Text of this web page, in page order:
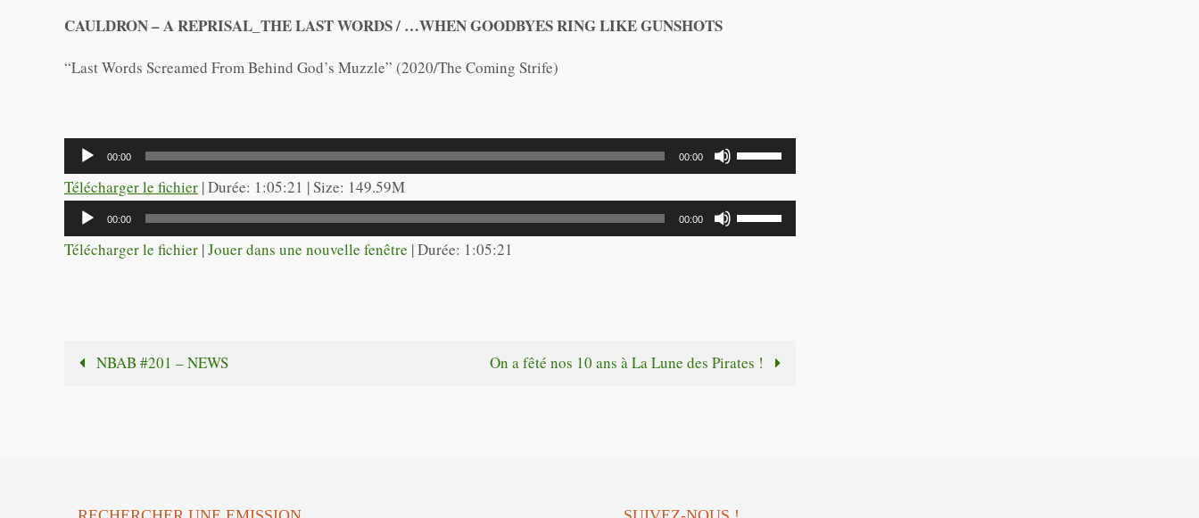
CAULDRON – A REPRISAL_THE LAST WORDS / …WHEN GOODBYES RING LIKE GUNSHOTS
“Last Words Screamed From Behind God’s Muzzle” (2020/The Coming Strife)
Lecteur
audio
00:00 00:00
Utilisez
les
flèches
le
Télécharger le fichier | Durée: 1:05:21 | Size: 149.59M
Lecteur
audio
00:00 00:00
Utilisez
les
ou
Télécharger le fichier |Jouer dans une nouvelle fenêtre |Durée: 1:05:21
NBAB #201 – NEWS On a fêté nos 10 ans à La Lune des Pirates !